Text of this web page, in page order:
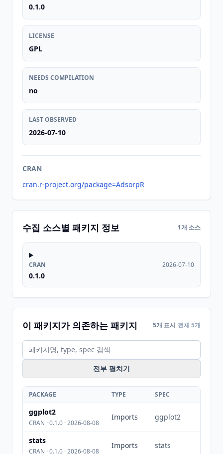
0.1.0
LICENSE
GPL
NEEDS COMPILATION
no
LAST OBSERVED
2026-07-10
CRAN
cran.r-project.org/package=AdsorpR
수집 소스별 패키지 정보 1개 소스
CRAN
0.1.0
2026-07-10
이 패키지가 의존하는 패키지 5개 표시 전체 5개
전부 펼치기
PACKAGE TYPE SPEC
ggplot2
CRAN · 0.1.0 · 2026-08-08
Imports ggplot2
stats
CRAN · 0.1.0 · 2026-08-08
Imports stats